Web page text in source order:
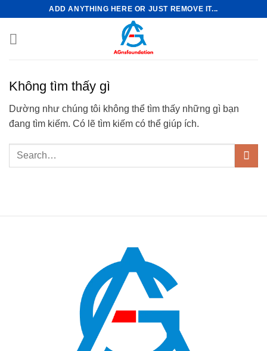
nội
ADD ANYTHING HERE OR JUST REMOVE IT...
Không tìm thấy gì
Dường như chúng tôi không thể tìm thấy những gì bạn
đang tìm kiếm. Có lẽ tìm kiếm có thể giúp ích.